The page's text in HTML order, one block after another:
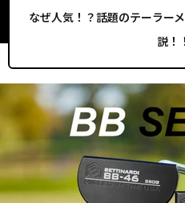
なぜ人気！？話題のテーラー
説！